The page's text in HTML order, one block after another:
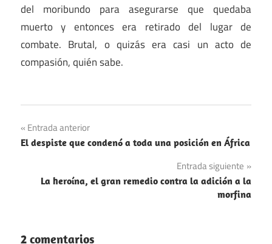
del moribundo para asegurarse que quedaba
muerto y entonces era retirado del lugar de
combate. Brutal, o quizás era casi un acto de
compasión, quién sabe.
Navegación
de
entradas
Entrada anterior
El despiste que condenó a toda una posición en África
Entrada siguiente
La heroína, el gran remedio contra la adición a la
morfina
2 comentarios